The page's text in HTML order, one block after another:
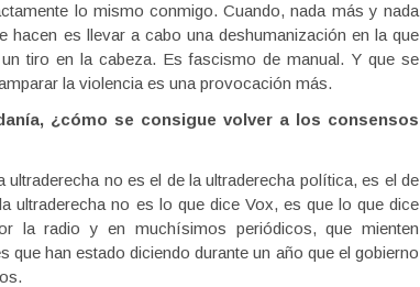
lo mismo conmigo. Cuando, nada más y nada
hacen es llevar a cabo una deshumanización en la que
tiro en la cabeza. Es fascismo de manual. Y que se
la violencia es una provocación más.
¿cómo se consigue volver a los consensos
no es el de la ultraderecha política, es el de
ultraderecha no es lo que dice Vox, es que lo que dice
la radio y en muchísimos periódicos, que mienten
han estado diciendo durante un año que el gobierno